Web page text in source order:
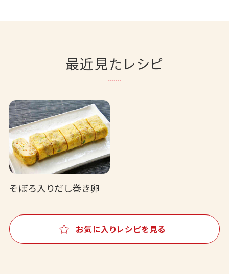
最近見たレシピ
そぼろ入りだし巻き卵
お気に入りレシピを見る